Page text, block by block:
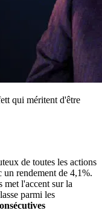
qui méritent d'être
de toutes les actions
un rendement de 4,1%.
met l'accent sur la
parmi les